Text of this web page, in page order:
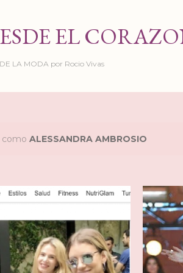
EL
LA MODA por Rocio Vivas
como ALESSANDRA AMBROSIO